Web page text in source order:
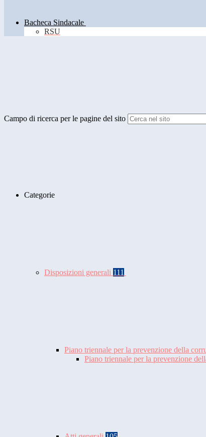
Bacheca Sindacale
RSU
Campo di ricerca per le pagine del sito
Categorie
Disposizioni generali 111
Piano triennale per la prevenzione della
Piano triennale per la prevenzione